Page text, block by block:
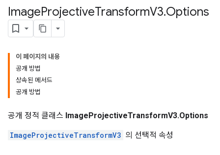
ImageProjectiveTransformV3.Options
이 페이지의 내용
공개 방법
상속된 메서드
공개 방법
공개 정적 클래스 ImageProjectiveTransformV3.Options
ImageProjectiveTransformV3 의 선택적 속성